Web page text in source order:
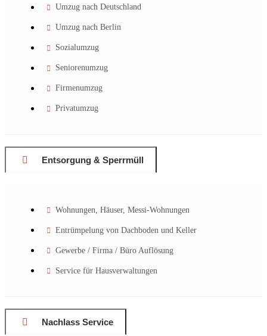
Umzug nach Deutschland
Umzug nach Berlin
Sozialumzug
Seniorenumzug
Firmenumzug
Privatumzug
Entsorgung & Sperrmüll
Wohnungen, Häuser, Messi-Wohnungen
Entrümpelung von Dachboden und Keller
Gewerbe / Firma / Büro Auflösung
Service für Hausverwaltungen
Nachlass Service